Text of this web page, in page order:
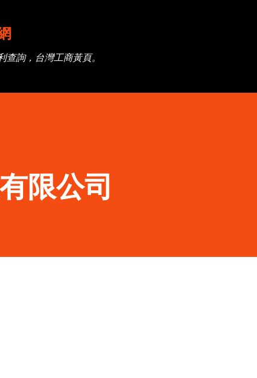
詢，台灣工商黃頁。
限公司